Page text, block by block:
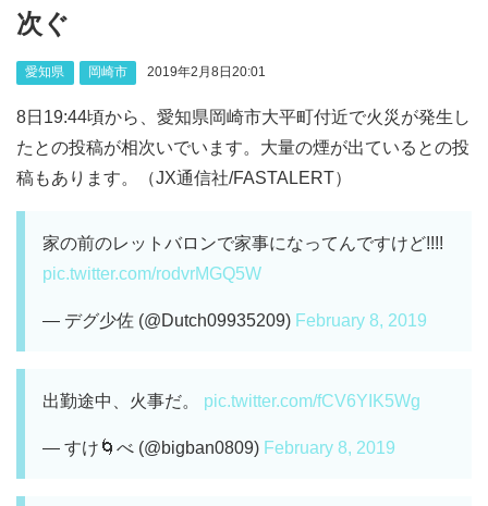
次ぐ
愛知県 岡崎市 2019年2月8日20:01
8日19:44頃から、愛知県岡崎市大平町付近で火災が発生し
たとの投稿が相次いでいます。大量の煙が出ているとの投
稿もあります。（JX通信社/FASTALERT）
家の前のレットバロンで家事になってんですけど!!!!
pic.twitter.com/rodvrMGQ5W
— デグ少佐 (@Dutch09935209) February 8, 2019
出勤途中、火事だ。 pic.twitter.com/fCV6YIK5Wg
— すけ🌀べ (@bigban0809) February 8, 2019